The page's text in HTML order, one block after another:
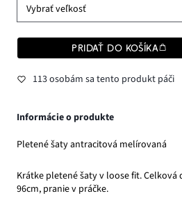
Vybrať veľkosť
PRIDAŤ DO KOŠÍKA
113 osobám sa tento produkt páči
Informácie o produkte
Pletené šaty antracitová melírovaná
Krátke pletené šaty v loose fit. Celková
96cm, pranie v práčke.